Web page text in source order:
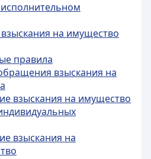
на имущество
правила
взыскания на
взыскания на имущество
взыскания на